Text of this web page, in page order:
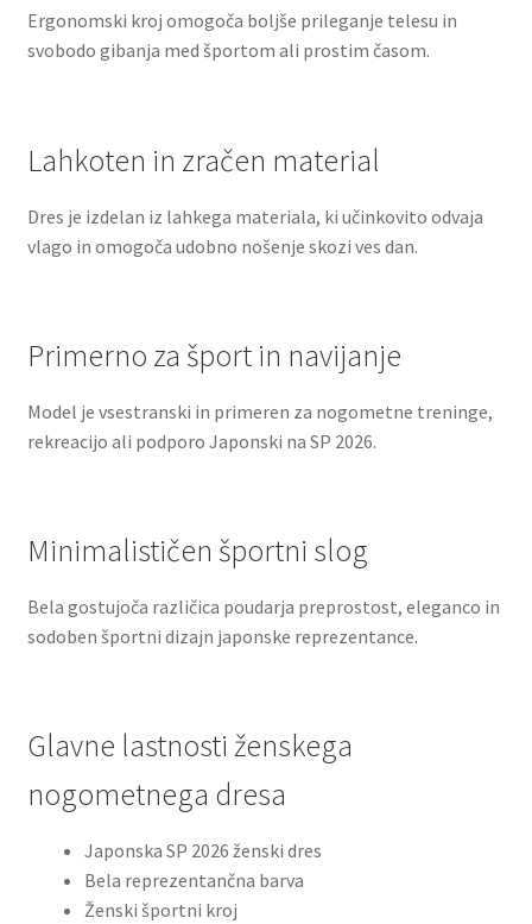
Ergonomski kroj omogoča boljše prileganje telesu in
svobodo gibanja med športom ali prostim časom.
Lahkoten in zračen material
Dres je izdelan iz lahkega materiala, ki učinkovito odvaja
vlago in omogoča udobno nošenje skozi ves dan.
Primerno za šport in navijanje
Model je vsestranski in primeren za nogometne treninge,
rekreacijo ali podporo Japonski na SP 2026.
Minimalističen športni slog
Bela gostujoča različica poudarja preprostost, eleganco in
sodoben športni dizajn japonske reprezentance.
Glavne lastnosti ženskega
nogometnega dresa
Japonska SP 2026 ženski dres
Bela reprezentančna barva
Ženski športni kroj